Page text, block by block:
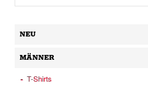
NEU
MÄNNER
T-Shirts